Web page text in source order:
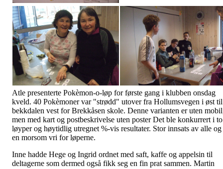
Atle presenterte Pokèmon-o-løp for første gang i klubben onsdag
kveld. 40 Pokèmoner var "strødd" utover fra Hollumsvegen i øst til
bekkdalen vest for Brekkåsen skole. Denne varianten er uten
men med kart og postbeskrivelse uten poster Det ble konkurrert i to
løyper og høytidlig utregnet %-vis resultater. Stor innsats av alle og
en morsom vri for løperne.
Inne hadde Hege og Ingrid ordnet med saft, kaffe og appelsin til
deltagerne som dermed også fikk seg en fin prat sammen. Martin